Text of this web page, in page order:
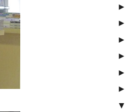
►
►
►
►
►
►
▼